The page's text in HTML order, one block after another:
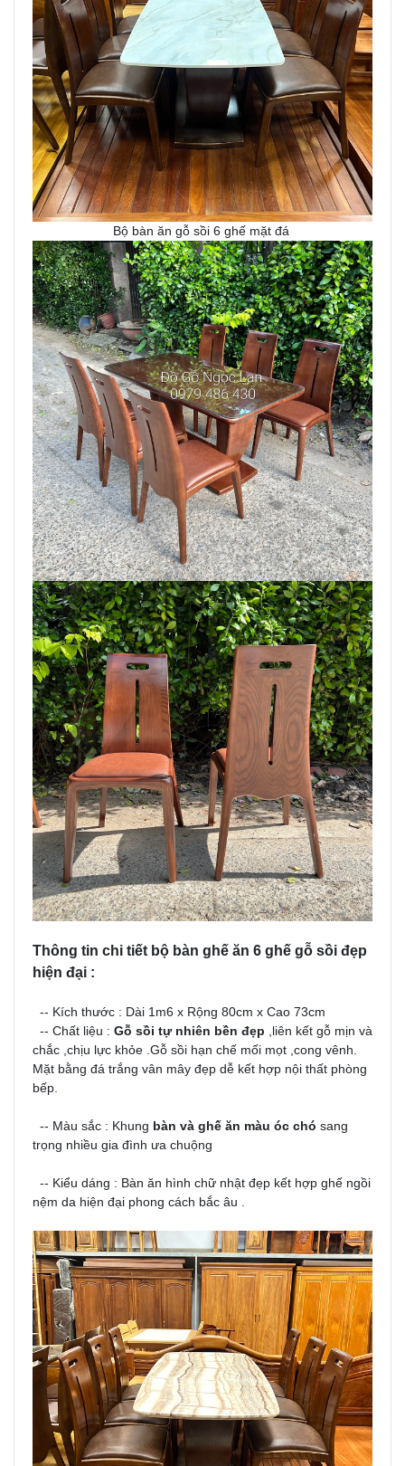
Bộ bàn ăn gỗ sồi 6 ghế mặt đá
Thông tin chi tiết bộ bàn ghế ăn 6 ghế gỗ sồi đẹp
hiện đại :
-- Kích thước : Dài 1m6 x Rộng 80cm x Cao 73cm
-- Chất liệu : Gỗ sồi tự nhiên bền đẹp ,liên kết gỗ mịn và
chắc ,chịu lực khỏe .Gỗ sồi hạn chế mối mọt ,cong vênh.
Mặt bằng đá trắng vân mây đẹp dễ kết hợp nội thất phòng
bếp.
-- Màu sắc : Khung bàn và ghế ăn màu óc chó sang
trọng nhiều gia đình ưa chuộng
-- Kiểu dáng : Bàn ăn hình chữ nhật đẹp kết hợp ghế ngồi
nệm da hiện đại phong cách bắc âu .